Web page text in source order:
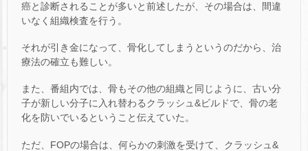
癌と診断されることが多いと前述したが、その場合は、間違
いなく組織検査を行う。
それが引き金になって、骨化してしまうというのだから、治
療法の確立も難しい。
また、番組内では、骨もその他の組織と同じように、古い分
子が新しい分子に入れ替わるクラッシュ&ビルドで、骨の老
化を防いでいるということ伝えていた。
ただ、FOPの場合は、何らかの刺激を受けて、クラッシュ&